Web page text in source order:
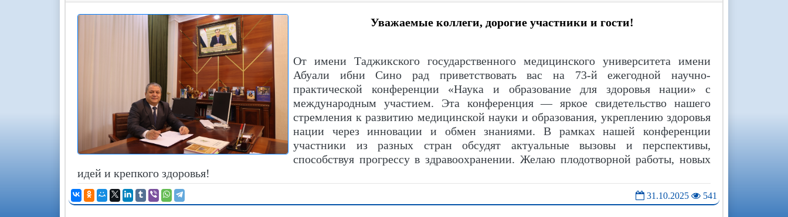
Уважаемые коллеги, дорогие участники и гости!
От имени Таджикского государственного медицинского университета имени
Абуали ибни Сино рад приветствовать вас на 73-й ежегодной научно-
практической конференции «Наука и образование для здоровья нации» с
международным участием. Эта конференция — яркое свидетельство нашего
стремления к развитию медицинской науки и образования, укреплению здоровья
нации через инновации и обмен знаниями. В рамках нашей конференции
участники из разных стран обсудят актуальные вызовы и перспективы,
способствуя прогрессу в здравоохранении. Желаю плодотворной работы, новых
идей и крепкого здоровья!
31.10.2025 541